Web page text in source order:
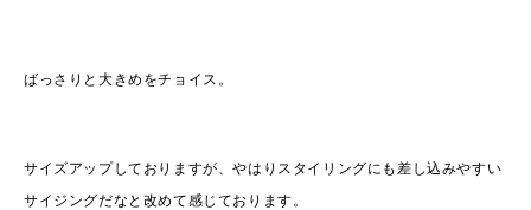
ばっさりと大きめをチョイス。
サイズアップしておりますが、やはりスタイリングにも差し込みやすい
サイジングだなと改めて感じております。